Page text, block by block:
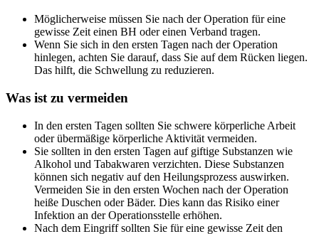
Möglicherweise müssen Sie nach der Operation für eine
gewisse Zeit einen BH oder einen Verband tragen.
Wenn Sie sich in den ersten Tagen nach der Operation
hinlegen, achten Sie darauf, dass Sie auf dem Rücken liegen.
Das hilft, die Schwellung zu reduzieren.
Was ist zu vermeiden
In den ersten Tagen sollten Sie schwere körperliche Arbeit
oder übermäßige körperliche Aktivität vermeiden.
Sie sollten in den ersten Tagen auf giftige Substanzen wie
Alkohol und Tabakwaren verzichten. Diese Substanzen
können sich negativ auf den Heilungsprozess auswirken.
Vermeiden Sie in den ersten Wochen nach der Operation
heiße Duschen oder Bäder. Dies kann das Risiko einer
Infektion an der Operationsstelle erhöhen.
Nach dem Eingriff sollten Sie für eine gewisse Zeit den